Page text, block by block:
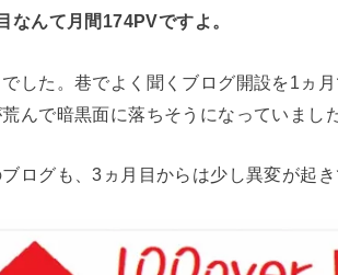
なんて月間174PVですよ。
した。巷でよく聞くブログ開設を1ヵ
んで暗黒面に落ちそうになっていました
ログも、3ヵ月目からは少し異変が起き